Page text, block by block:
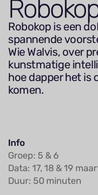
Robokop is een
spannende
Wie Walvis, over
kunstmatige
hoe dapper het is
komen.
Info
Groep: 5 & 6
Data: 17, 18 & 19
Duur: 50 minuten